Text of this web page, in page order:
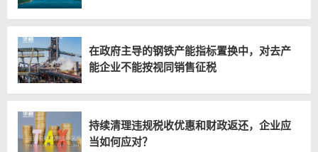
在政府主导的钢铁产能指标置换中，对去产
能企业不能按视同销售征税
持续清理违规税收优惠和财政返还，企业应
当如何应对？